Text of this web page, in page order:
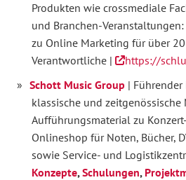
Produkten wie crossmediale
und Branchen-Veranstaltungen:
zu Online Marketing für über
Verantwortliche |
https://
Schott Music Group |
klassische und zeitgenössische
Aufführungsmaterial zu
Onlineshop für Noten, Bücher,
sowie Service- und
Konzepte,Schulungen,